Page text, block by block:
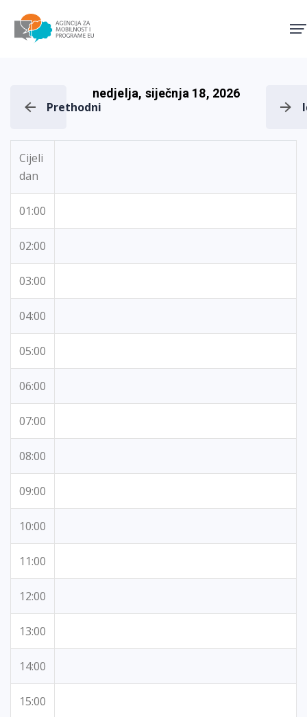
Prethodni
nedjelja, siječnja 18, 2026
Cijeli
dan
01:00
02:00
03:00
04:00
05:00
06:00
07:00
08:00
09:00
10:00
11:00
12:00
13:00
14:00
15:00